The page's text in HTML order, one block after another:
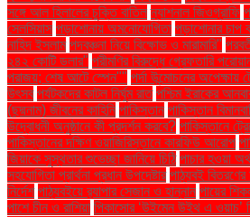
সঙ্গে আল হিলালের চুক্তি বাতিল ন্যাশনাল জিওগ্রাফি
সেলসিয়াস পড়াশোনায় অমনোযোগিতা পড়াশোনার চাপ
নাহিদ ইসলাম পদবঞ্চনা নিয়ে বিক্ষোভ ও মারামারি"
২৪২ কোটি ডলার" পরীমণির বিরুদ্ধে গ্রেফতারি
পরাজয়; শেষ আটে স্পেন"" পর্দা উন্মোচনের
উৎসব পর্যটকদের কাটল নির্ঘুম রাত পশ্চিম ইরাকের
(ছদ্মনাম) জীবনের কাহিনি পাকিস্তান পাকিস্তান
উদ্বোধনী অনুষ্ঠানে কী প্রদর্শন করবে? পাকিস্তানে
পাকিস্তানের দক্ষিণ ওয়াজিরিস্তানে কারফিউ আরোপ
জিয়াকে সুস্থতার শুভেচ্ছা জানিয়ে চিঠি পাচার হওয়া
সহযোগিতা প্রার্থনা প্রধান উপদেষ্টার পাঠ্যবই
নির্দেশ পাঠ্যবইয়ে র‍্যাপার সেজান ও হান্নান পায়ের
পাশে চীন ও রাশিয়া পিকাসোর ‘উইমেন উইথ এ ওয়াচ’